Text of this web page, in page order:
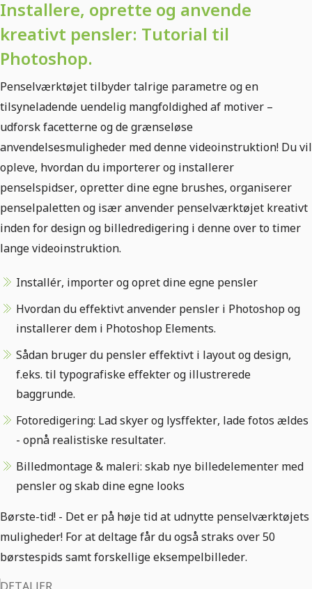
Installere, oprette og anvende
kreativt pensler: Tutorial til
Photoshop.
Penselværktøjet tilbyder talrige parametre og en
tilsyneladende uendelig mangfoldighed af motiver –
udforsk facetterne og de grænseløse
anvendelsesmuligheder med denne videoinstruktion! Du vil
opleve, hvordan du importerer og installerer
penselspidser, opretter dine egne brushes, organiserer
penselpaletten og især anvender penselværktøjet kreativt
inden for design og billedredigering i denne over to timer
lange videoinstruktion.
Installér, importer og opret dine egne pensler
Hvordan du effektivt anvender pensler i Photoshop og
installerer dem i Photoshop Elements.
Sådan bruger du pensler effektivt i layout og design,
f.eks. til typografiske effekter og illustrerede
baggrunde.
Fotoredigering: Lad skyer og lysffekter, lade fotos ældes
- opnå realistiske resultater.
Billedmontage & maleri: skab nye billedelementer med
pensler og skab dine egne looks
Børste-tid! - Det er på høje tid at udnytte penselværktøjets
muligheder! For at deltage får du også straks over 50
børstespids samt forskellige eksempelbilleder.